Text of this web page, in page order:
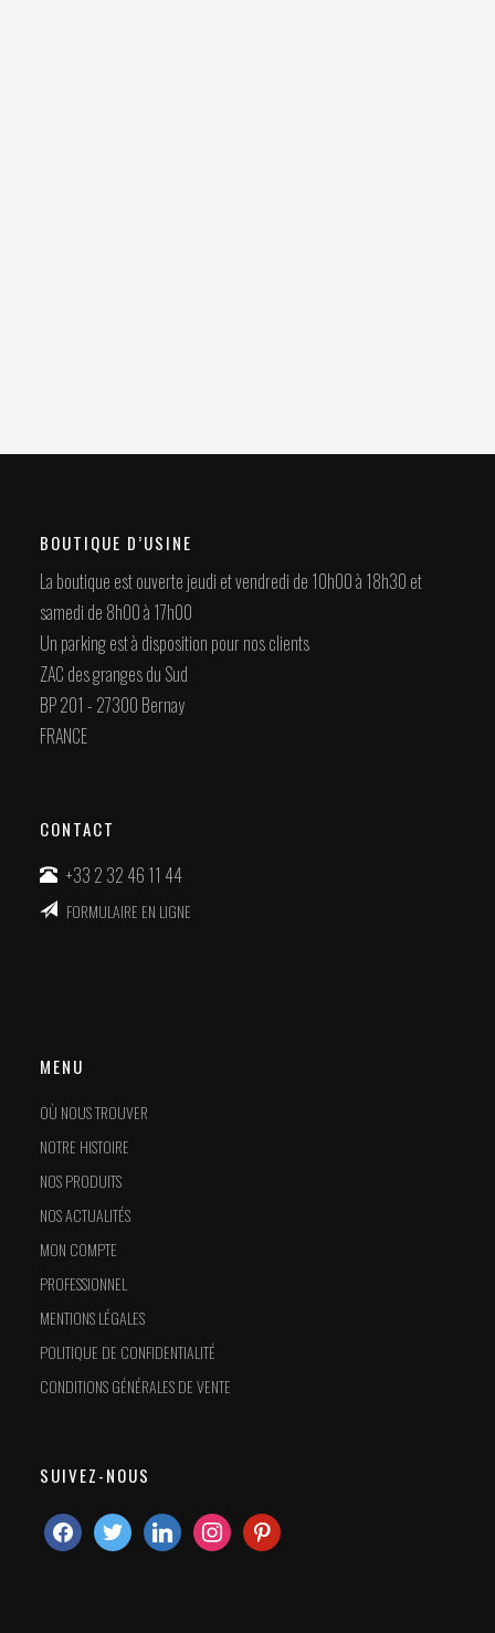
BOUTIQUE D’USINE
La boutique est ouverte jeudi et vendredi de 10h00 à 18h30 et
samedi de 8h00 à 17h00
Un parking est à disposition pour nos clients
ZAC des granges du Sud
BP 201 - 27300 Bernay
FRANCE
CONTACT
+33 2 32 46 11 44
FORMULAIRE EN LIGNE
MENU
OÙ NOUS TROUVER
NOTRE HISTOIRE
NOS PRODUITS
NOS ACTUALITÉS
MON COMPTE
PROFESSIONNEL
MENTIONS LÉGALES
POLITIQUE DE CONFIDENTIALITÉ
CONDITIONS GÉNÉRALES DE VENTE
SUIVEZ-NOUS